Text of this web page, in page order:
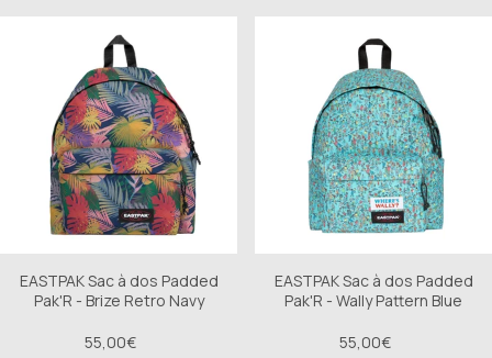
EASTPAK Sac à dos Padded
Pak'R - Brize Retro Navy
55,00€
EASTPAK Sac à dos Padded
Pak'R - Wally Pattern Blue
55,00€